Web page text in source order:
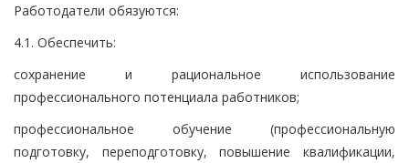
Работодатели обязуются:
4.1. Обеспечить:
сохранение и рациональное использование
профессионального потенциала работников;
профессиональное обучение (профессиональную
подготовку, переподготовку, повышение квалификации,